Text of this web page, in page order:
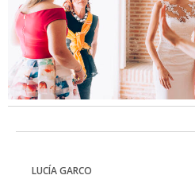
LUCÍA GARCO